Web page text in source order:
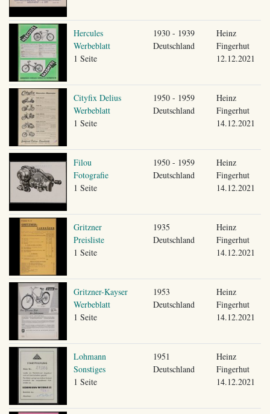
Hercules
Werbeblatt
1 Seite
1930 - 1939
Deutschland
Heinz
Fingerhut
12.12.2021
Cityfix Delius
Werbeblatt
1 Seite
1950 - 1959
Deutschland
Heinz
Fingerhut
14.12.2021
Filou
Fotografie
1 Seite
1950 - 1959
Deutschland
Heinz
Fingerhut
14.12.2021
Gritzner
Preisliste
1 Seite
1935
Deutschland
Heinz
Fingerhut
14.12.2021
Gritzner-Kayser
Werbeblatt
1 Seite
1953
Deutschland
Heinz
Fingerhut
14.12.2021
Lohmann
Sonstiges
1 Seite
1951
Deutschland
Heinz
Fingerhut
14.12.2021